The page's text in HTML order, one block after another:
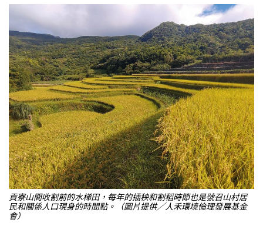
貢寮山間收割前的水梯田，每年的插秧和割稻時節也是號召山村居
民和關係人口現身的時間點。（圖片提供╱人禾環境倫理發展基金
會）